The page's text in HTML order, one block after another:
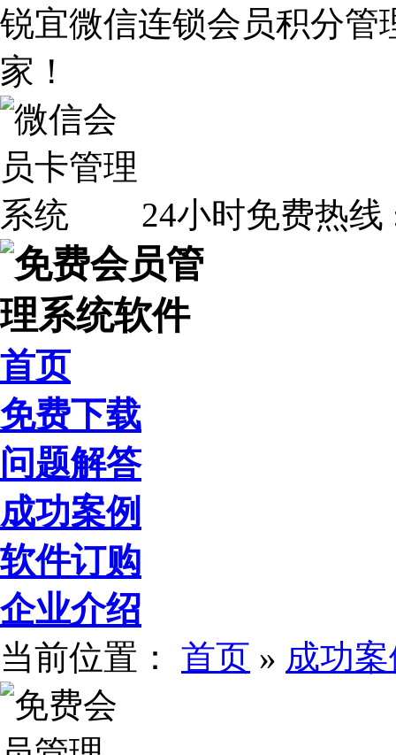
锐宜微信连锁会员积分管
家！
24小时免费热线
首页
免费下载
问题解答
成功案例
软件订购
企业介绍
当前位置： 首页 » 成功